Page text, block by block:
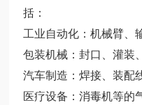
括：
工业自动化：机械臂、
包装机械：封口、灌装
汽车制造：焊接、装配
医疗设备：消毒机等的